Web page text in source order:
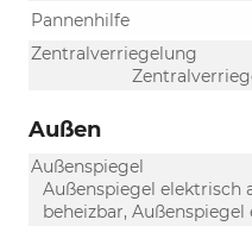
Pannenhilfe
Zentralverriegelung
Außen
Außenspiegel
Außenspiegel elektrisch
beheizbar,